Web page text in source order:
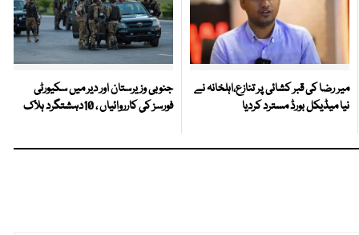
میر رضا کی قبر کشائی پر تنازع،اہلخانہ نے
نیا میڈیکل بورڈ مسترد کردیا
جنوبی وزیرستان اور دیر میں سکیورٹی
فورسز کی کارروائیاں ، 10دہشتگرد ہلاک